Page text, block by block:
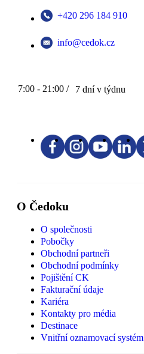
+420 296 184 910
info@cedok.cz
7:00 - 21:00 / 7 dní v týdnu
O Čedoku
O společnosti
Pobočky
Obchodní partneři
Obchodní podmínky
Pojištění CK
Fakturační údaje
Kariéra
Kontakty pro média
Destinace
Vnitřní oznamovací systém